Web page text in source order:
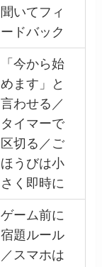
聞いてフィ
ードバック
「今から始
めます」と
言わせる／
タイマーで
区切る／ご
ほうびは小
さく即時に
ゲーム前に
宿題ルール
／スマホは